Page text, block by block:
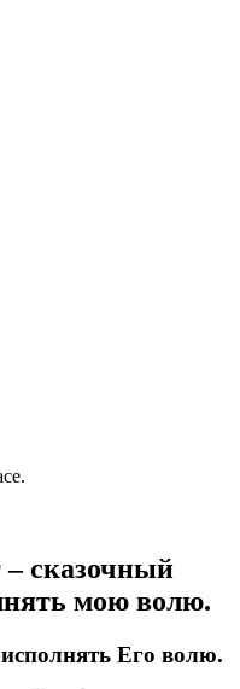
сказочный
мою волю.
Его волю.